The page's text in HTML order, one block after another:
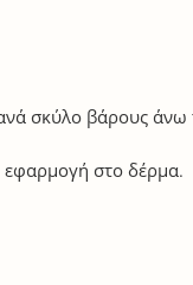
σκύλο βάρους άνω
εφαρμογή στο δέρμα.